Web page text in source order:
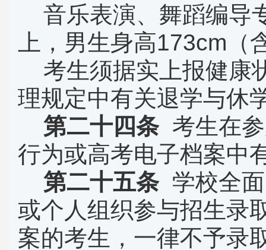
音乐表演、舞蹈编导
上，男生身高173cm （
考生须据实上报健康
理规定中有关退学与休
第二十四条 考生在
行为或高考电子档案中
第二十五条 学校全
或个人组织参与招生录
案的考生，一律不予录